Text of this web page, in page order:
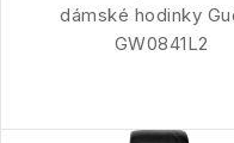
dámské hodinky
GW0841L2